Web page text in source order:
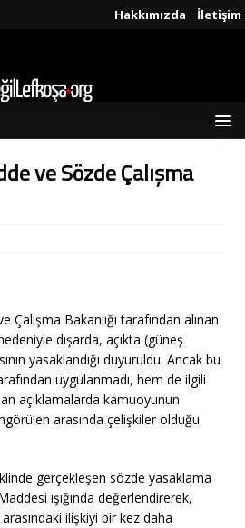
Hakkımızda İletişim
ve Sözde Çalışma
Bakanlığı tarafından alınan
dışarda, açıkta (güneş
yasaklandığı duyuruldu. Ancak bu
uygulanmadı, hem de ilgili
açıklamalarda kamuoyunun
arasında çelişkiler olduğu
gerçekleşen sözde yasaklama
ışığında değerlendirerek,
ilişkiyi bir kez daha